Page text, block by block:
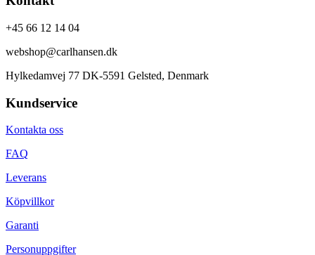
+45 66 12 14 04
webshop@carlhansen.dk
Hylkedamvej 77 DK-5591 Gelsted, Denmark
Kundservice
Kontakta oss
FAQ
Leverans
Köpvillkor
Garanti
Personuppgifter